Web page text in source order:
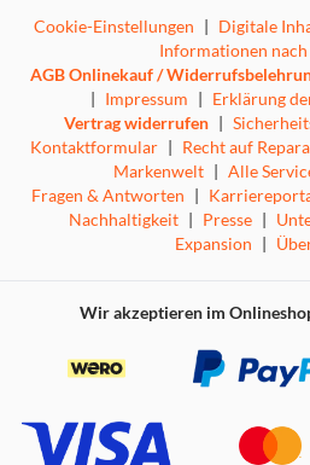
Cookie-Einstellungen | Digitale
Informationen
AGB Onlinekauf /
| Impressum | Erklärung
Vertrag widerrufen |
Kontaktformular | Recht auf
Markenwelt | Alle
Fragen & Antworten |
Nachhaltigkeit | Presse |
Expansion |
Wir akzeptieren im